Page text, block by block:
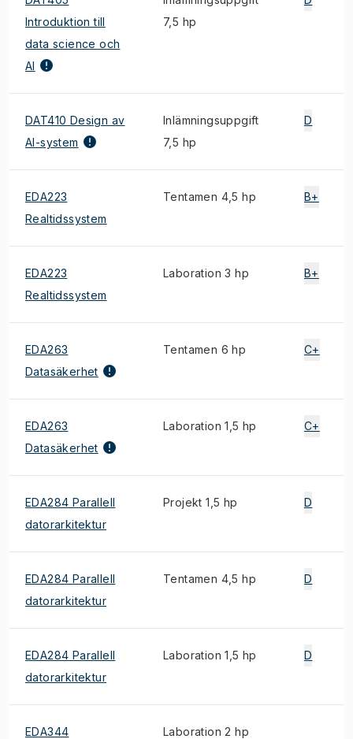
Introduktion till
data science och
AI
7,5 hp
DAT410 Design av
AI-system
Inlämningsuppgift
7,5 hp
D
EDA223
Realtidssystem
Tentamen 4,5 hp B+
EDA223
Realtidssystem
Laboration 3 hp B+
EDA263
Datasäkerhet
Tentamen 6 hp C+
EDA263
Datasäkerhet
Laboration 1,5 hp C+
EDA284 Parallell
datorarkitektur
Projekt 1,5 hp D
EDA284 Parallell
datorarkitektur
Tentamen 4,5 hp D
EDA284 Parallell
datorarkitektur
Laboration 1,5 hp D
EDA344
Laboration 2 hp